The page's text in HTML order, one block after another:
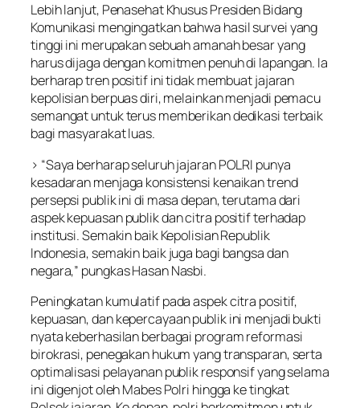
Lebih lanjut, Penasehat Khusus Presiden Bidang
Komunikasi mengingatkan bahwa hasil survei yang
tinggi ini merupakan sebuah amanah besar yang
harus dijaga dengan komitmen penuh di lapangan. Ia
berharap tren positif ini tidak membuat jajaran
kepolisian berpuas diri, melainkan menjadi pemacu
semangat untuk terus memberikan dedikasi terbaik
bagi masyarakat luas.
> “Saya berharap seluruh jajaran POLRI punya
kesadaran menjaga konsistensi kenaikan trend
persepsi publik ini di masa depan, terutama dari
aspek kepuasan publik dan citra positif terhadap
institusi. Semakin baik Kepolisian Republik
Indonesia, semakin baik juga bagi bangsa dan
negara,” pungkas Hasan Nasbi.
Peningkatan kumulatif pada aspek citra positif,
kepuasan, dan kepercayaan publik ini menjadi bukti
nyata keberhasilan berbagai program reformasi
birokrasi, penegakan hukum yang transparan, serta
optimalisasi pelayanan publik responsif yang selama
ini digenjot oleh Mabes Polri hingga ke tingkat